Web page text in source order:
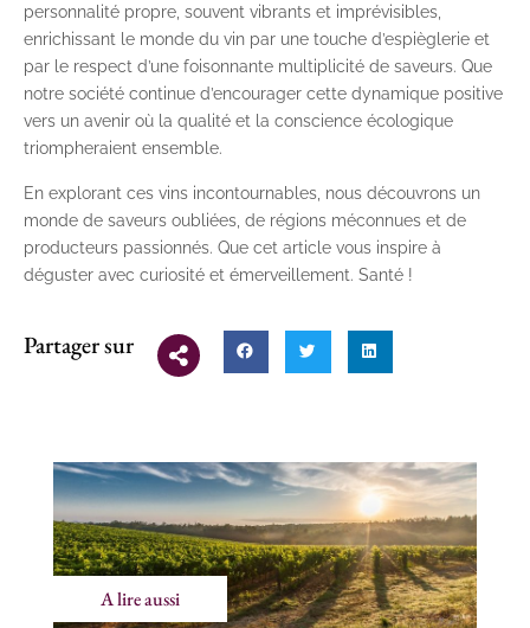
personnalité propre, souvent vibrants et imprévisibles,
enrichissant le monde du vin par une touche d’espièglerie et
par le respect d’une foisonnante multiplicité de saveurs. Que
notre société continue d’encourager cette dynamique positive
vers un avenir où la qualité et la conscience écologique
triompheraient ensemble.
En explorant ces vins incontournables, nous découvrons un
monde de saveurs oubliées, de régions méconnues et de
producteurs passionnés. Que cet article vous inspire à
déguster avec curiosité et émerveillement. Santé !
Partager sur
A lire aussi